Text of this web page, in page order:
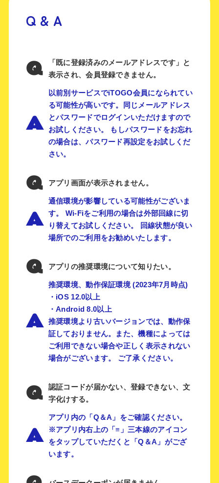
Q & A
Q
「既に登録済みのメールアドレスです」と
表示され、会員登録できません。
A
以前別サービスでiTOGO会員になられてい
る可能性が高いです。同じメールアドレス
とパスワードでログインいただけますので
お試しください。 もしパスワードをお忘れ
の場合は、パスワード再設定をお試しくだ
さい。
Q アプリ画面が表示されません。
A
通信環境が影響している可能性がございま
す。 Wi-Fiをご利用の場合は外部回線に切
り替えてお試しください。 回線状態が良い
場所でのご利用をお勧めいたします。
Q アプリの推奨環境について知りたい。
A
推奨環境、動作保証環境 (2023年7月時点)
・iOS 12.0以上
・Android 8.0以上
推奨環境より古いバージョンでは、動作保
証しておりません。また、機種によっては
ご利用できない場合や正しく表示されない
場合がございます。 ご了承ください。
Q
認証コードが届かない、登録できない、文
字化けする。
A
アプリ内の「Q＆A」をご確認ください。
※アプリ内右上の「≡」三本線のアイコン
をタップしていただくと「Q＆A」がござ
います。